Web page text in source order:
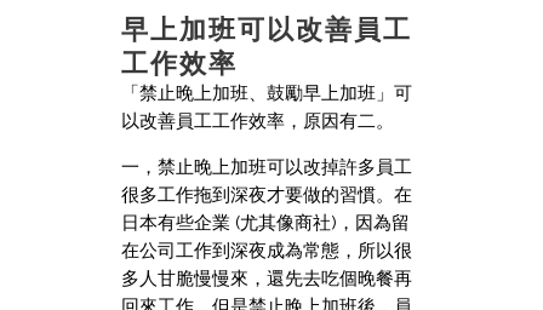
早上加班可以改善員工
工作效率
「禁止晚上加班、鼓勵早上加班」可
以改善員工工作效率，原因有二。
一，禁止晚上加班可以改掉許多員工
很多工作拖到深夜才要做的習慣。在
日本有些企業 (尤其像商社)，因為留
在公司工作到深夜成為常態，所以很
多人甘脆慢慢來，還先去吃個晚餐再